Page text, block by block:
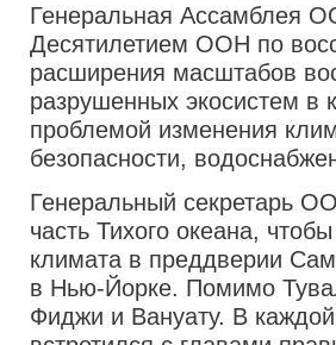
Генеральная Ассамблея
Десятилетием ООН по
расширения масштабов
разрушенных экосистем в
проблемой изменения
безопасности,
Генеральный секретарь
часть Тихого океана,
климата в преддверии
в Нью-Йорке. Помимо
Фиджи и Вануату. В